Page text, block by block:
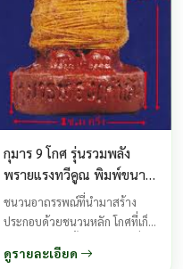
กุมาร 9 โกศ รุ่นรวมพลัง
พรายแรงทวีคูณ พิมพ์ขนาด
เล็ก หลวงพ่อกอย ปี 2554
ชนวนอาถรรพณ์ที่นำมาสร้าง
ประกอบด้วยชนวนหลัก โกศที่เก็บ
ตายอาการต่างๆ9ประการ ที่ถูก
ดูรายละเอียด